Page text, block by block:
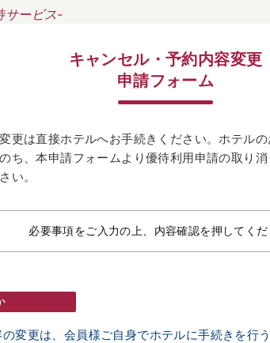
サービス-
キャンセル・予約内容変更
申請フォーム
更は直接ホテルへお手続きください。ホテル
ち、本申請フォームより優待利用申請の取り消
い。
必要事項をご入力の上、内容確認を押してくだ
変更は、会員様ご自身でホテルに手続きを行